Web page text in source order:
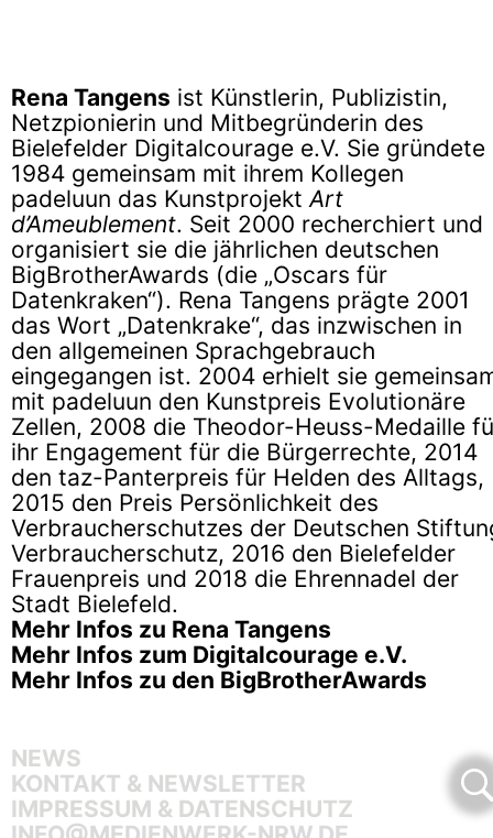
Rena Tangens ist Künstlerin, Publizistin,
Netzpionierin und Mitbegründerin des
Bielefelder Digitalcourage e.V. Sie gründete
1984 gemeinsam mit ihrem Kollegen
padeluun das Kunstprojekt Art
d’Ameublement. Seit 2000 recherchiert und
organisiert sie die jährlichen deutschen
BigBrotherAwards (die „Oscars für
Datenkraken“). Rena Tangens prägte 2001
das Wort „Datenkrake“, das inzwischen in
den allgemeinen Sprachgebrauch
eingegangen ist. 2004 erhielt sie
mit padeluun den Kunstpreis Evolutionäre
Zellen, 2008 die Theodor-Heuss-Medaille
ihr Engagement für die Bürgerrechte, 2014
den taz-Panterpreis für Helden des Alltags,
2015 den Preis Persönlichkeit des
Verbraucherschutzes der Deutschen
Verbraucherschutz, 2016 den Bielefelder
Frauenpreis und 2018 die Ehrennadel der
Stadt Bielefeld.
Mehr Infos zu Rena Tangens
Mehr Infos zum Digitalcourage e.V.
Mehr Infos zu den BigBrotherAwards
NEWS
KONTAKT & NEWSLETTER
IMPRESSUM & DATENSCHUTZ